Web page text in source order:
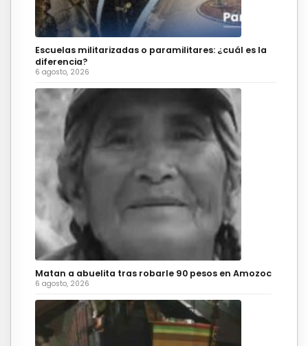
Escuelas militarizadas o paramilitares: ¿cuál es la
diferencia?
6 agosto, 2026
Matan a abuelita tras robarle 90 pesos en Amozoc
6 agosto, 2026